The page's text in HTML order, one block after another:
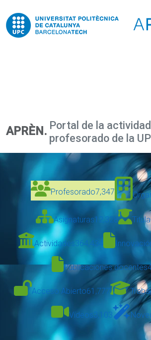
APRÈN. Portal de la
profesorado de la
Profesorado7,347
Asignaturas12,328
Actividades364,434
Publicaciones docentes
Acceso Abierto61,777
Vídeos3,103